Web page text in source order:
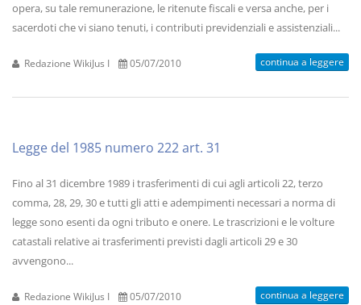
opera, su tale remunerazione, le ritenute fiscali e versa anche, per i
sacerdoti che vi siano tenuti, i contributi previdenziali e assistenziali...
Redazione WikiJus I 05/07/2010 continua a leggere
Legge del 1985 numero 222 art. 31
Fino al 31 dicembre 1989 i trasferimenti di cui agli articoli 22, terzo
comma, 28, 29, 30 e tutti gli atti e adempimenti necessari a norma di
legge sono esenti da ogni tributo e onere. Le trascrizioni e le volture
catastali relative ai trasferimenti previsti dagli articoli 29 e 30
avvengono...
Redazione WikiJus I 05/07/2010 continua a leggere